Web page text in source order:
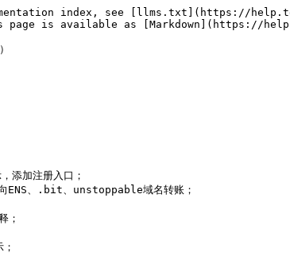
index, see [llms.txt](https://
page is available as [Markdown](https://
加注册入口；
、.bit、unstoppable域名转账；
；